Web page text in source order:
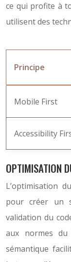
ce qui profite à
utilisent des
Principe
Mobile First
Accessibility
OPTIMISATION
L’optimisation
pour créer un
validation du
aux normes du
sémantique